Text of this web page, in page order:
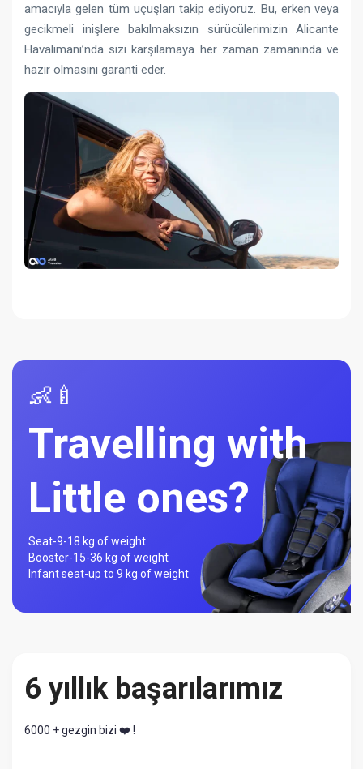
amacıyla gelen tüm uçuşları takip ediyoruz. Bu, erken veya
gecikmeli inişlere bakılmaksızın sürücülerimizin Alicante
Havalimanı’nda sizi karşılamaya her zaman zamanında ve
hazır olmasını garanti eder.
👶🍼
Travelling with
Little ones?
Seat-9-18 kg of weight
Booster-15-36 kg of weight
Infant seat-up to 9 kg of weight
6 yıllık başarılarımız
6000 + gezgin bizi ❤️ !